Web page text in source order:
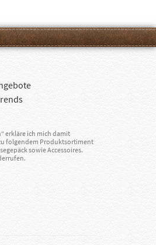
erkläre ich mich damit
folgendem Produktsortiment
sowie Accessoires.